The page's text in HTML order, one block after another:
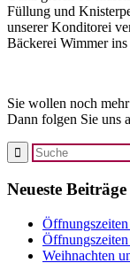
Füllung und
unserer Konditorei
Bäckerei Wimmer ins
Sie wollen noch
Dann folgen Sie uns
Neueste Beiträge
Weihnachten